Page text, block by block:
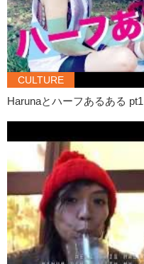
CULTURE
Harunaとハーフあるある pt1